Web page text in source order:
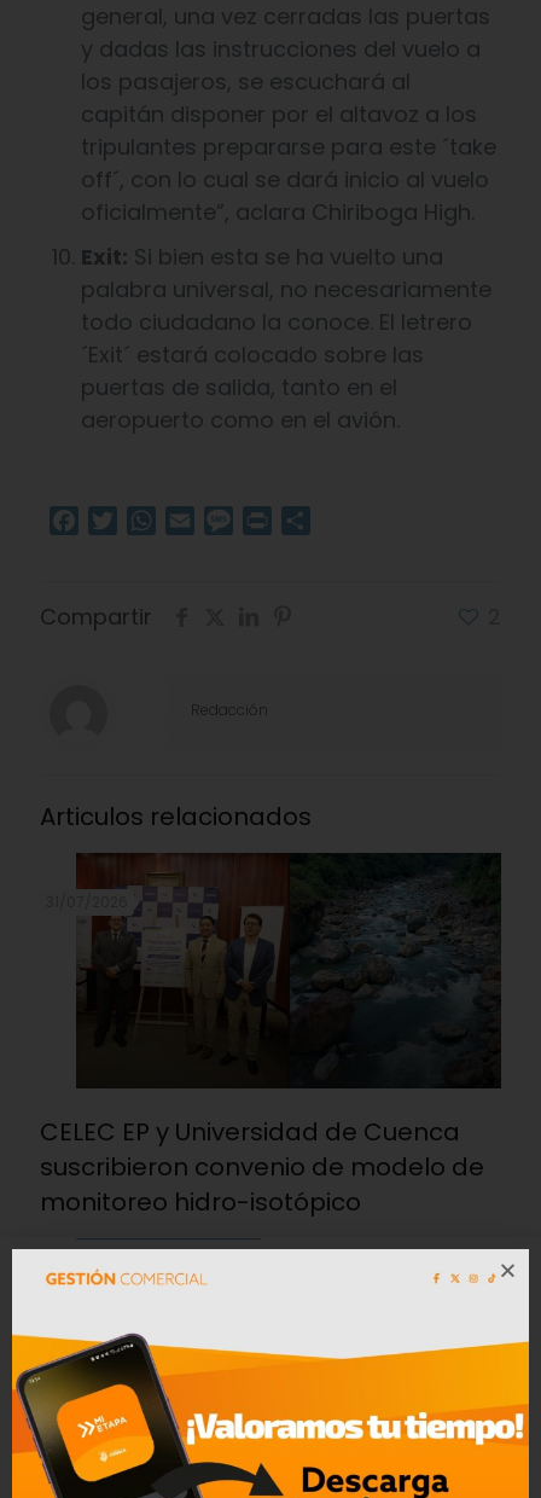
general, una vez cerradas las puertas
y dadas las instrucciones del vuelo a
los pasajeros, se escuchará al
capitán disponer por el altavoz a los
tripulantes prepararse para este ´take
off´, con lo cual se dará inicio al vuelo
oficialmente”, aclara Chiriboga High.
Exit: Si bien esta se ha vuelto una
palabra universal, no necesariamente
todo ciudadano la conoce. El letrero
´Exit´ estará colocado sobre las
puertas de salida, tanto en el
aeropuerto como en el avión.
Facebook
TwitterWhatsApp
Email Message
Print
Compartir
Redacción
Articulos relacionados
CELEC EP y Universidad de Cuenca
suscribieron convenio de modelo de
monitoreo hidro-isotópico
Leer mas
15/07/2026